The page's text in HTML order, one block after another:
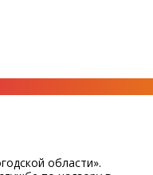
области».